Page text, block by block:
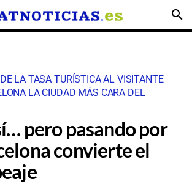
search
LA TASA TURÍSTICA AL VISITANTE
LA CIUDAD MÁS CARA DEL
pero pasando por
convierte el